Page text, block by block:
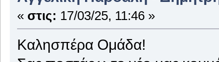
« στις: 17/03/25, 11:46 »
Καλησπέρα Ομάδα!